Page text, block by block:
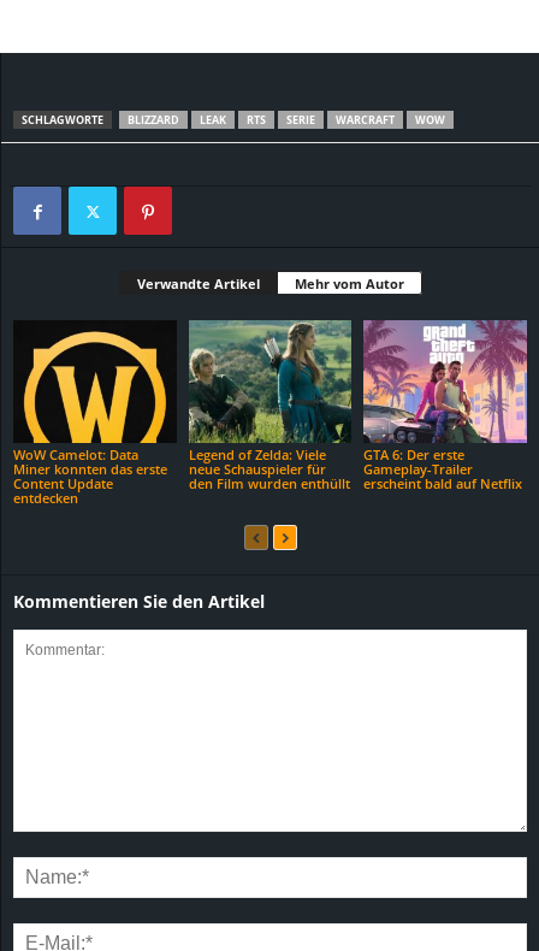
SCHLAGWORTE BLIZZARD LEAK RTS SERIE WARCRAFT WOW
Verwandte Artikel Mehr vom Autor
WoW Camelot: Data
Miner konnten das erste
Content Update
entdecken
Legend of Zelda: Viele
neue Schauspieler für
den Film wurden enthüllt
GTA 6: Der erste
Gameplay-Trailer
erscheint bald auf Netflix
Kommentieren Sie den Artikel